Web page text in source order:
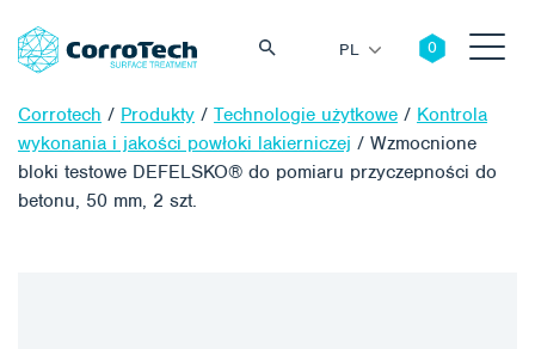
PL
Corrotech / Produkty / Technologie użytkowe / Kontrola
wykonania i jakości powłoki lakierniczej / Wzmocnione
bloki testowe DEFELSKO® do pomiaru przyczepności do
betonu, 50 mm, 2 szt.